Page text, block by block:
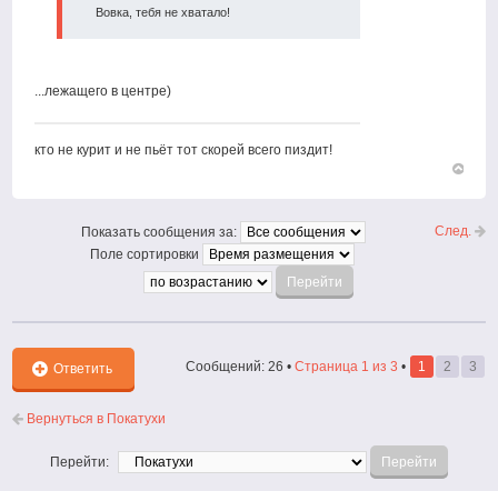
Вовка, тебя не хватало!
...лежащего в центре)
кто не курит и не пьёт тот скорей всего пиздит!
началу
След.
Показать сообщения за:
Поле сортировки
Ответить Сообщений: 26 • Страница 1 из 3 • 1 2 3
Вернуться в Покатухи
Перейти: